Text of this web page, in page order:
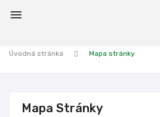

Úvodná stránka Mapa stránky
Mapa Stránky